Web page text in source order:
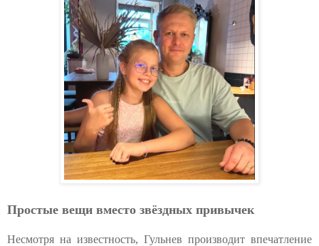
Простые вещи вместо звёздных привычек
Несмотря на известность, Гульнев производит впечатление